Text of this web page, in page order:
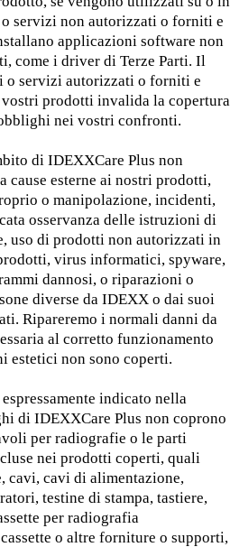
servizi non autorizzati o forniti e
applicazioni software non
come i driver di Terze Parti. Il
o servizi autorizzati o forniti e
prodotti invalida la copertura
nei vostri confronti.
di IDEXXCare Plus non
cause esterne ai nostri prodotti,
o manipolazione, incidenti,
osservanza delle istruzioni di
uso di prodotti non autorizzati in
virus informatici, spyware,
dannosi, o riparazioni o
diverse da IDEXX o dai suoi
Ripareremo i normali danni da
al corretto funzionamento
estetici non sono coperti.
indicato nella
di IDEXXCare Plus non coprono
per radiografie o le parti
nei prodotti coperti, quali
cavi, cavi di alimentazione,
testine di stampa, tastiere,
per radiografia
o altre forniture o supporti,